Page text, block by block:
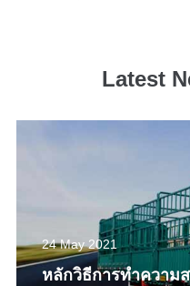
Latest
24 May 2021
หลักวิธีการทำความ